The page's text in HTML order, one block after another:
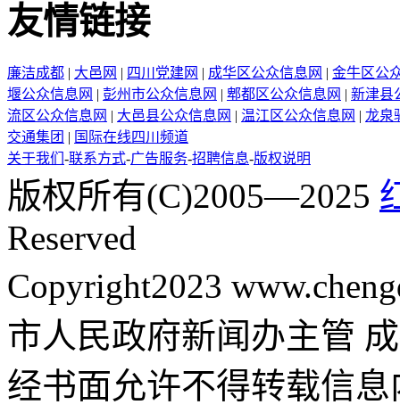
友情链接
廉洁成都 | 大邑网 | 四川党建网 | 成华区公众信息网 | 金牛区公
堰公众信息网 | 彭州市公众信息网 | 郫都区公众信息网 | 新津县
流区公众信息网 | 大邑县公众信息网 | 温江区公众信息网 | 龙泉
交通集团 | 国际在线四川频道
关于我们 -联系方式-广告服务-招聘信息-版权说明
版权所有(C)2005—2025
Reserved
Copyright2023
市人民政府新闻办主管
经书面允许不得转载信